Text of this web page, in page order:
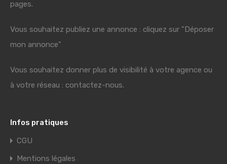
pages.
Vous souhaitez publiez une annonce : cliquez sur "Déposer
mon annonce"
Vous souhaitez donner plus de visibilité à votre agence ou
à votre réseau : contactez-nous.
Infos pratiques
CGU
Mentions légales